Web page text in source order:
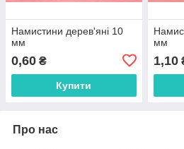
Намистини дерев'яні 10
мм
0,60 ₴
Купити
мм
1,10
Про нас